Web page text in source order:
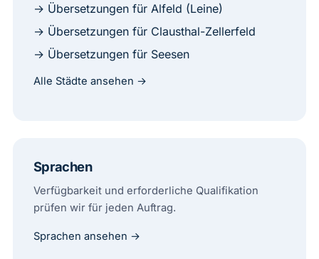
→ Übersetzungen für Alfeld (Leine)
→ Übersetzungen für Clausthal-Zellerfeld
→ Übersetzungen für Seesen
Alle Städte ansehen →
Sprachen
Verfügbarkeit und erforderliche Qualifikation
prüfen wir für jeden Auftrag.
Sprachen ansehen →